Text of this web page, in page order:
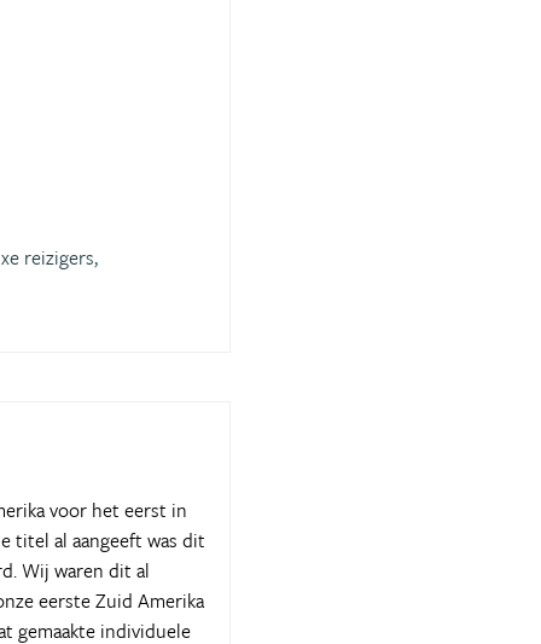
reizigers,
voor het eerst in
titel al aangeeft was dit
Wij waren dit al
eerste Zuid Amerika
gemaakte individuele